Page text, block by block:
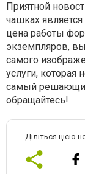
Приятной
чашках
цена работы
экземпляров,
самого
услуги, которая
самый
обращайтесь!
Діліться цією